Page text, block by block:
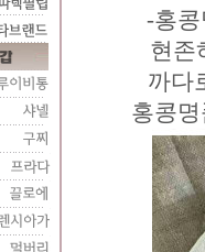
-홍
현존
까다
홍콩